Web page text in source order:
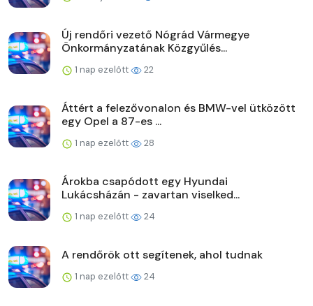
Új rendőri vezető Nógrád Vármegye
Önkormányzatának Közgyűlés...
1 nap ezelőtt 22
Áttért a felezővonalon és BMW-vel ütközött
egy Opel a 87-es ...
1 nap ezelőtt 28
Árokba csapódott egy Hyundai
Lukácsházán - zavartan viselked...
1 nap ezelőtt 24
A rendőrök ott segítenek, ahol tudnak
1 nap ezelőtt 24